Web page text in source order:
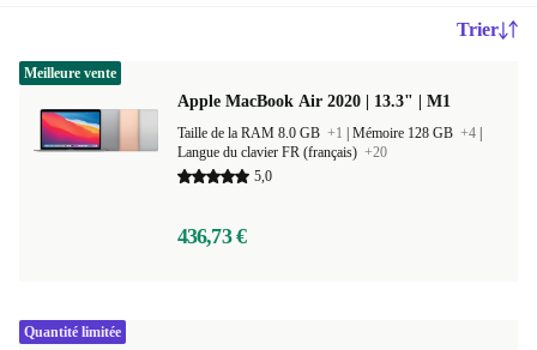
Trier
Apple MacBook Air 2020 | 13.3" | M1
Taille de la RAM 8.0 GB +1 Mémoire 128 GB +4
Langue du clavier FR (français) +20
5,0
436,73 €
Meilleure vente
Quantité limitée